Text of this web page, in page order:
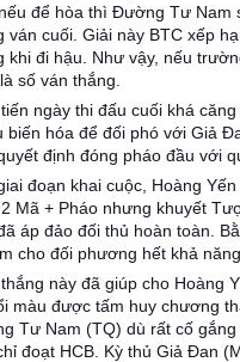
để hòa thì Đường Tư Nam
ván cuối. Giải này BTC xếp
khi đi hậu. Như vậy, nếu
số ván thắng.
ngày thi đấu cuối khá
biến hóa để đối phó với Giả
định đóng pháo đầu với
đoạn khai cuộc, Hoàng
Mã + Pháo nhưng khuyết
áp đảo đối thủ hoàn toàn.
cho đối phương hết khả
này đã giúp cho Hoàng
màu được tấm huy chương
Tư Nam (TQ) dù rất cố
đoạt HCB. Kỳ thủ Giả Đan